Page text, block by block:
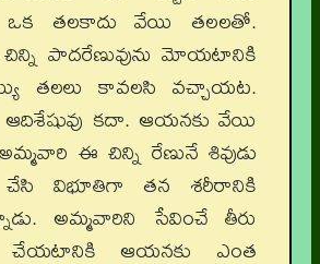
ఒక తలకాదు వేయి తలలతో.
పాదరేణువును మోయటానికి
వెయ్యి తలలు కావలసి వచ్చాయట.
ఆదిశేషువు కదా. ఆయనకు వేయి
ఈ చిన్ని రేణునే శివుడు
విభూతిగా తన శరీరానికి
అమ్మవారిని సేవించే తీరు
ఆయనకు ఎంత